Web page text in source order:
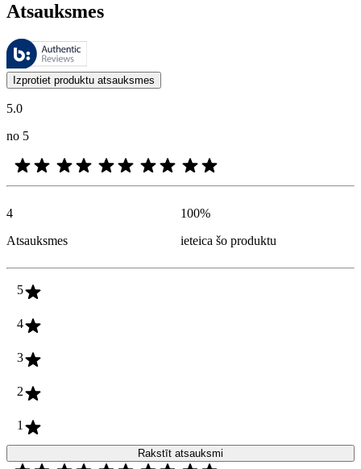
Atsauksmes
Šīs atsauksmes pārvalda Bazaarvoice, un tās atbilst Bazaarvoice
Klientu viedokļi produktu un zvaigžņu vērtējumu veidā ir noderīgi
Izprotiet produktu atsauksmes
5.0
no 5
4
Atsauksmes
100%
ieteica šo produktu
5
4
3
2
1
Rakstīt atsauksmi